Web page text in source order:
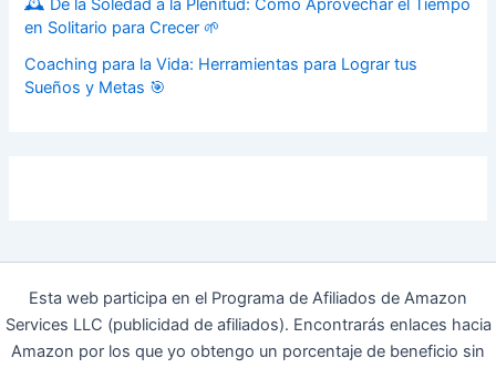
🕰️ De la Soledad a la Plenitud: Cómo Aprovechar el Tiempo
en Solitario para Crecer 🌱
Coaching para la Vida: Herramientas para Lograr tus
Sueños y Metas 🎯
Esta web participa en el Programa de Afiliados de Amazon
Services LLC (publicidad de afiliados). Encontrarás enlaces hacia
Amazon por los que yo obtengo un porcentaje de beneficio sin